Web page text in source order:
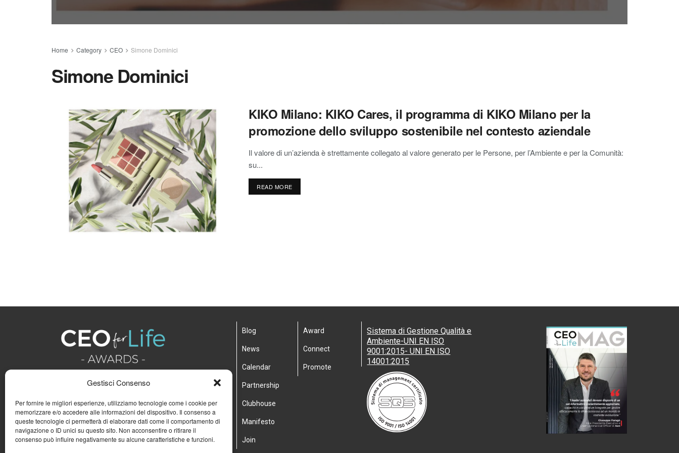
Gestisci Consenso
Per fornire le migliori esperienze, utilizziamo tecnologie come i cookie per
memorizzare e/o accedere alle informazioni del dispositivo. Il consenso a
queste tecnologie ci permetterà di elaborare dati come il comportamento di
navigazione o ID unici su questo sito. Non acconsentire o ritirare il
consenso può influire negativamente su alcune caratteristiche e funzioni.
Home Category CEO Simone Dominici
Simone Dominici
KIKO Milano: KIKO Cares, il programma di KIKO Milano per la
promozione dello sviluppo sostenibile nel contesto aziendale
Il valore di un’azienda è strettamente collegato al valore generato per le Persone, per l’Ambiente e per la Comunità:
su...
READ MORE
Blog
News
Calendar
Partnership
Clubhouse
Manifesto
Join
Award
Connect
Promote
Sistema di Gestione Qualità e
Ambiente-UNI EN ISO
9001:2015- UNI EN ISO
14001:2015